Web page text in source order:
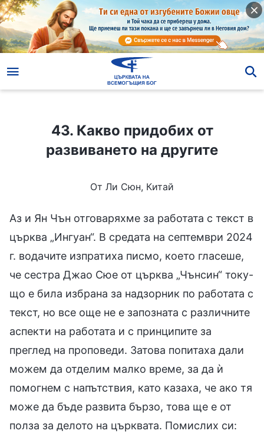
43. Какво придобих от развиването на другите
43. Какво придобих от
развиването на другите
От Ли Сюн, Китай
Аз и Ян Чън отговаряхме за работата с текст в
църква „Ингуан“. В средата на септември 2024
г. водачите изпратиха писмо, което гласеше,
че сестра Джао Сюе от църква „Чънсин“ току-
що е била избрана за надзорник по работата с
текст, но все още не е запозната с различните
аспекти на работата и с принципите за
преглед на проповеди. Затова попитаха дали
можем да отделим малко време, за да ѝ
помогнем с напътствия, като казаха, че ако тя
може да бъде развита бързо, това ще е от
полза за делото на църквата. Помислих си: